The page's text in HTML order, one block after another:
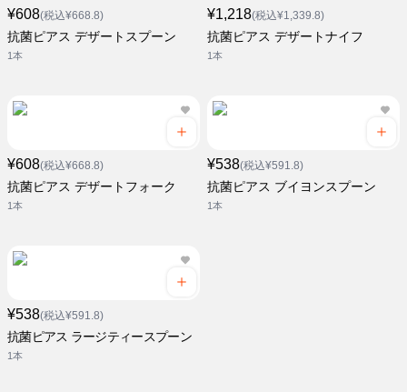
¥608(税込¥668.8)
抗菌ピアス デザートスプーン
1本
¥1,218(税込¥1,339.8)
抗菌ピアス デザートナイフ
1本
¥608(税込¥668.8)
抗菌ピアス デザートフォーク
1本
¥538(税込¥591.8)
抗菌ピアス ブイヨンスプーン
1本
¥538(税込¥591.8)
抗菌ピアス ラージティースプーン
1本